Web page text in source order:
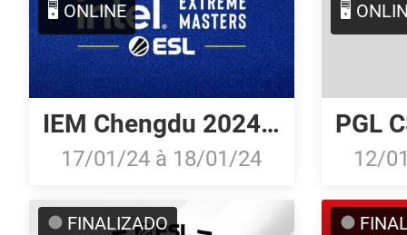
🖥️ ONLINE
IEM Chengdu 2024: North American Open Qualifier #2
17/01/24 à 18/01/24
🖥️
12/
FINALIZADO